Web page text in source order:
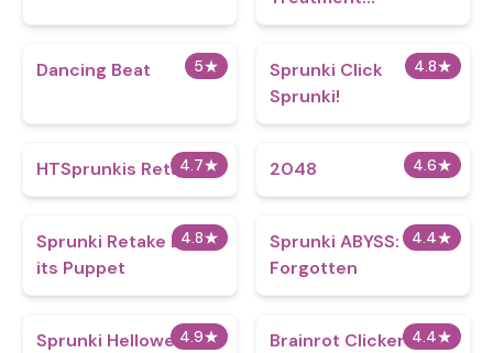
Reimagined
5★
Dancing Beat 4.8★
Sprunki Click
Sprunki!
4.7★
HTSprunkis Retake 4.6★
2048
4.8★
Sprunki Retake But
its Puppet
4.4★
Sprunki ABYSS:
Forgotten
4.9★
Sprunki Helloween 4.4★
Brainrot Clicker